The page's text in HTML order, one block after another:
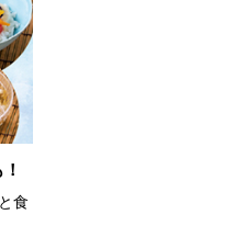
食